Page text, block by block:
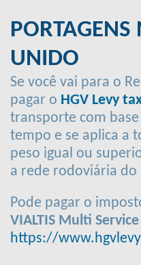
PORTAGENS
UNIDO
Se você vai para o
pagar o HGV Levy
transporte com
tempo e se aplica a
peso igual ou
a rede rodoviária do
Pode pagar o
VIALTIS Multi
https://